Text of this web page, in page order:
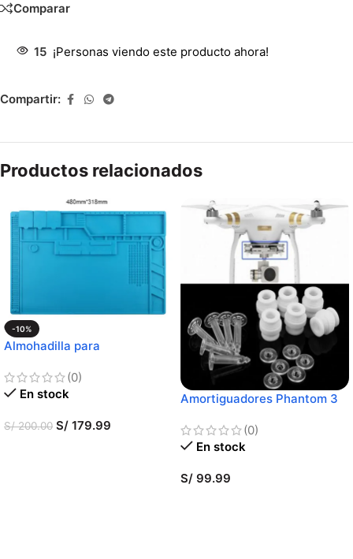
Comparar
15 ¡Personas viendo este producto ahora!
Compartir:
Productos relacionados
-10%
Almohadilla para
(0)
En stock
S/200.00 S/ 179.99
Amortiguadores Phantom 3
(0)
En stock
S/ 99.99